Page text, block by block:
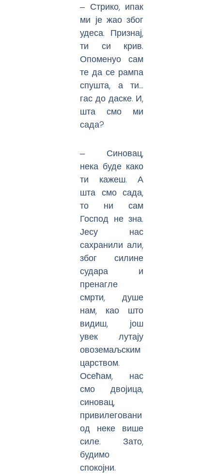
‒ Стрико, ипак
ми је жао због
удеса. Признај,
ти си крив.
Опоменуо сам
те да се рампа
спушта, а ти…
гас до даске. И,
шта смо ми
сада?
‒ Синовац,
нека буде како
ти кажеш. А
шта смо сада,
то ни сам
Господ не зна.
Јесу нас
сахранили али,
због силине
судара и
пренагле
смрти, душе
нам, као што
видиш, још
увек лутају
овоземаљским
царством.
Осећам, нас
смо двојица,
синовац,
привилеговани
од неке више
силе. Зато,
будимо
спокојни.